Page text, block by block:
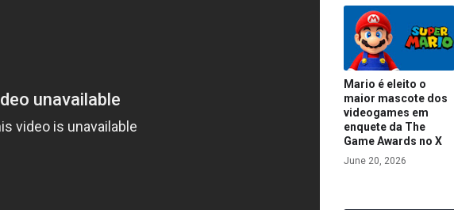
Mario é eleito o
maior mascote dos
videogames em
enquete da The
Game Awards no X
June 20, 2026